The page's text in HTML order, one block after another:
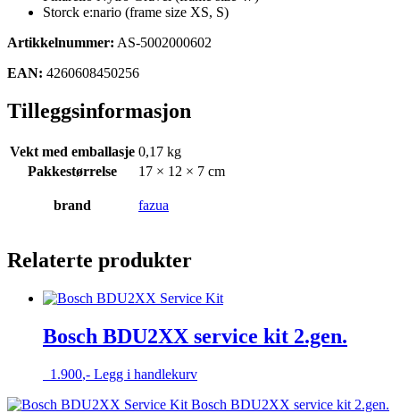
Storck e:nario (frame size XS, S)
Artikkelnummer: AS-5002000602
EAN: 4260608450256
Tilleggsinformasjon
Vekt med emballasje 0,17 kg
Pakkestørrelse
17 × 12 × 7 cm
brand fazua
Relaterte produkter
Bosch BDU2XX service kit 2.gen.
1.900,- Legg i handlekurv
Bosch BDU2XX service kit 2.gen.